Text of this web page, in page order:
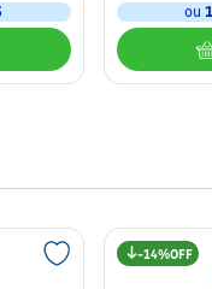
sempre que
ou
14%